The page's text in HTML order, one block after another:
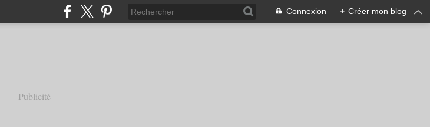
Connexion + Créer mon blog
Publicité